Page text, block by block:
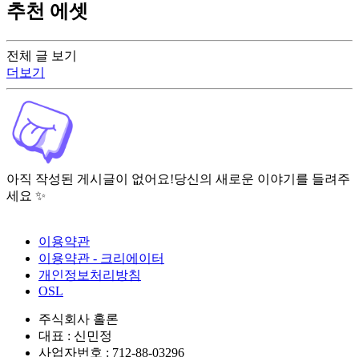
전체 글 보기
더보기
아직 작성된 게시글이 없어요!당신의 새로운 이야기를 들려주
세요 ✨
추천 에셋
이용약관
이용약관 - 크리에이터
개인정보처리방침
OSL
주식회사 홀론
대표 : 신민정
사업자번호 : 712-88-03296